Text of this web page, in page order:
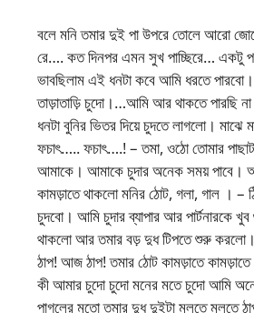
বলে মনি তমার দুই পা উপরে তোলে আরো
রে…. কত দিনপর এমন সুখ পাচ্ছিরে… একটু
ভাবছিলাম এই ধনটা কবে আমি ধরতে
তাড়াতাড়ি চুদো।…আমি আর থাকতে পারছি না
ধনটা বুনির ভিতর দিয়ে চুদতে লাগলো। মাঝে
ফচাৎ….. ফচাৎ….! – তমা, ওঠো তোমার
আমাকে। আমাকে চুদার অনেক সময় পাবে।
কামড়াতে থাকলো মনির ঠোট, গলা, গাল । –
চুদবো। আমি চুদার ব্যাপার আর পার্টনারকে
থাকলো আর তমার বড় দুধ টিপতে শুরু করলো।
ঠাপ! আজ ঠাপ! তমার ঠোট কামড়াতে
কী আমার চুদো চুদো মনের মতে চুদো আমি
পাগলের মতো তমার দুধ দুইটা মলতে মলতে